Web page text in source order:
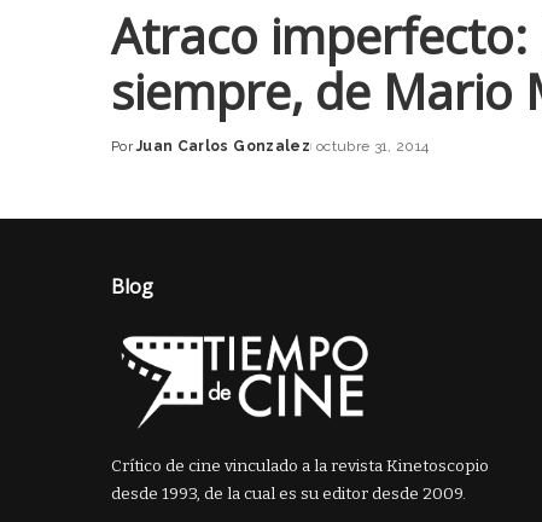
Atraco imperfecto:
siempre, de Mario
Posted
Por Juan Carlos Gonzalez octubre 31, 2014
Blog
Crítico de cine vinculado a la revista Kinetoscopio
desde 1993, de la cual es su editor desde 2009.